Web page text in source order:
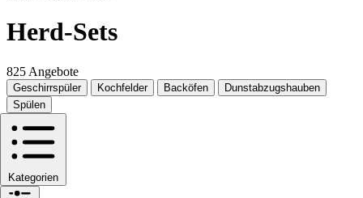
Herd-Sets
825 Angebote
Geschirrspüler Kochfelder Backöfen
Dunstabzugshauben
Spülen
Kategorien